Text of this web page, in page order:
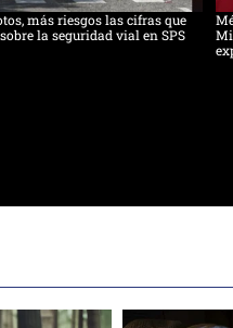
más riesgos las cifras que
la seguridad vial en SPS